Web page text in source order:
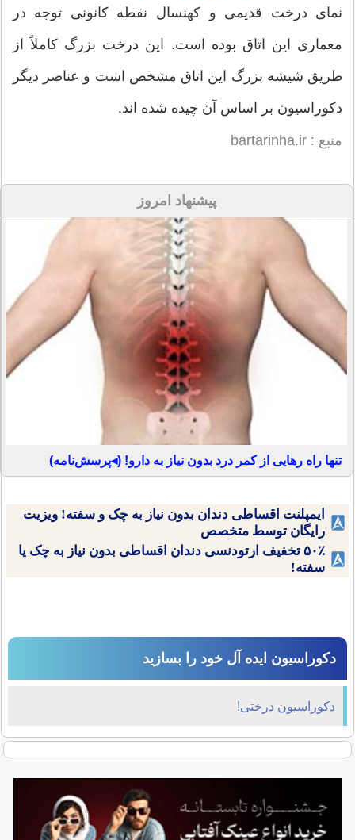
نمای درخت قدیمی و کهنسال نقطه کانونی توجه در
معماری این اتاق بوده است. این درخت بزرگ کاملاً از
طریق شیشه بزرگ این اتاق مشخص است و عناصر دیگر
دکوراسیون بر اساس آن چیده شده اند.
منبع : bartarinha.ir
پیشنهاد امروز
تنها راه رهایی از کمر درد بدون نیاز به دارو! (◂پرسش‌نامه)
ایمپلنت اقساطی دندان بدون نیاز به چک و سفته! ویزیت
رایگان توسط متخصص
۵۰٪ تخفیف ارتودنسی دندان اقساطی بدون نیاز به چک یا
سفته!
دکوراسیون ایده آل خود را بسازید
دکوراسیون درختی!